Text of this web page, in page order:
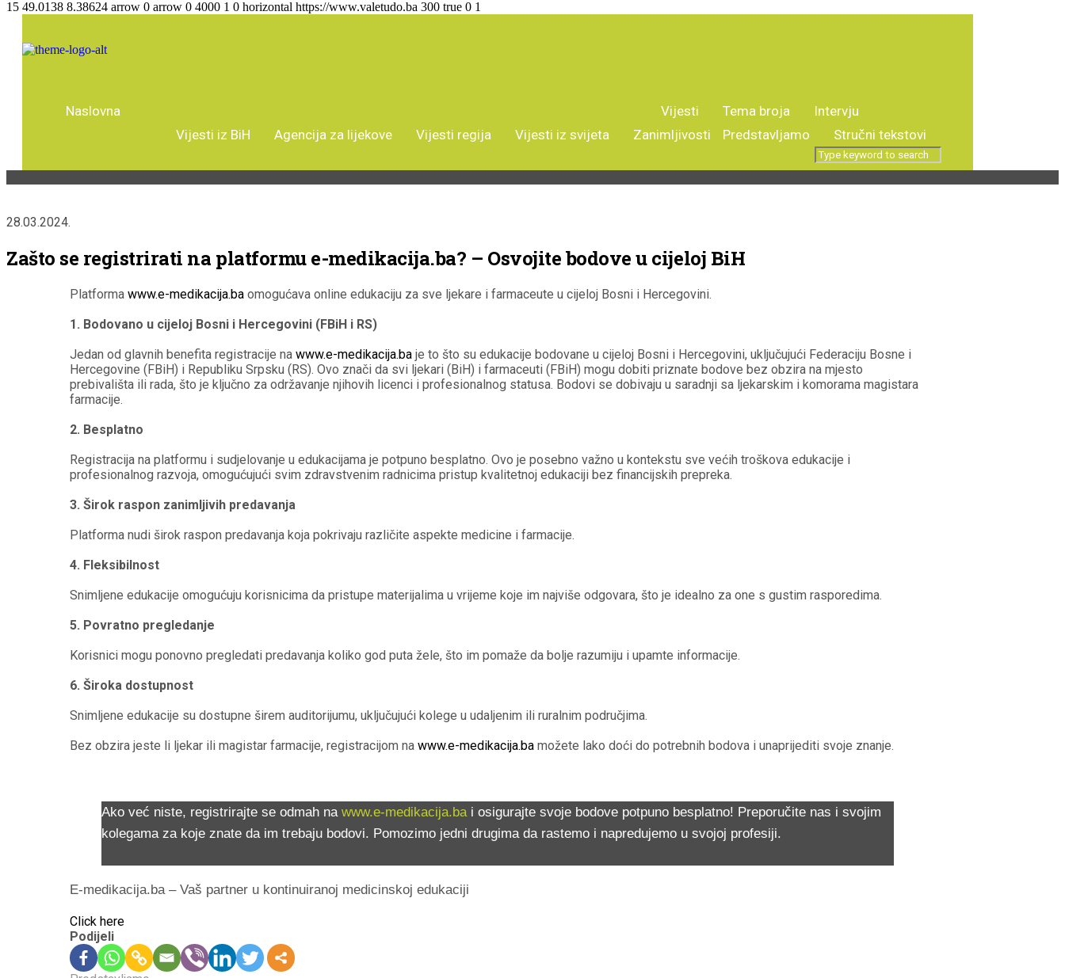
15 49.0138 8.38624 arrow 0 arrow 0 4000 1 0 horizontal https://www.valetudo.ba 300 true 0 1
Naslovna
Vijesti
Vijesti iz BiH
Agencija za lijekove Vijesti regija Vijesti iz svijeta Zanimljivosti
Tema broja
Intervju
Predstavljamo
Stručni tekstovi
28.03.2024.
Zašto se registrirati na platformu e-medikacija.ba? – Osvojite bodove u cijeloj BiH
Platforma www.e-medikacija.ba omogućava online edukaciju za sve ljekare i farmaceute u cijeloj Bosni i Hercegovini.
1. Bodovano u cijeloj Bosni i Hercegovini (FBiH i RS)
Jedan od glavnih benefita registracije na www.e-medikacija.ba je to što su edukacije bodovane u cijeloj Bosni i Hercegovini, uključujući Federaciju Bosne i
Hercegovine (FBiH) i Republiku Srpsku (RS). Ovo znači da svi ljekari (BiH) i farmaceuti (FBiH) mogu dobiti priznate bodove bez obzira na mjesto
prebivališta ili rada, što je ključno za održavanje njihovih licenci i profesionalnog statusa. Bodovi se dobivaju u saradnji sa ljekarskim i komorama magistara
farmacije.
2. Besplatno
Registracija na platformu i sudjelovanje u edukacijama je potpuno besplatno. Ovo je posebno važno u kontekstu sve većih troškova edukacije i
profesionalnog razvoja, omogućujući svim zdravstvenim radnicima pristup kvalitetnoj edukaciji bez financijskih prepreka.
3. Širok raspon zanimljivih predavanja
Platforma nudi širok raspon predavanja koja pokrivaju različite aspekte medicine i farmacije.
4. Fleksibilnost
Snimljene edukacije omogućuju korisnicima da pristupe materijalima u vrijeme koje im najviše odgovara, što je idealno za one s gustim rasporedima.
5. Povratno pregledanje
Korisnici mogu ponovno pregledati predavanja koliko god puta žele, što im pomaže da bolje razumiju i upamte informacije.
6. Široka dostupnost
Snimljene edukacije su dostupne širem auditorijumu, uključujući kolege u udaljenim ili ruralnim područjima.
Bez obzira jeste li ljekar ili magistar farmacije, registracijom na www.e-medikacija.ba možete lako doći do potrebnih bodova i unaprijediti svoje znanje.
Ako već niste, registrirajte se odmah na www.e-medikacija.bai osigurajte svoje bodove potpuno besplatno! Preporučite nas i svojim
kolegama za koje znate da im trebaju bodovi. Pomozimo jedni drugima da rastemo i napredujemo u svojoj profesiji.
E-medikacija.ba – Vaš partner u kontinuiranoj medicinskoj edukaciji
Click here
Podijeli